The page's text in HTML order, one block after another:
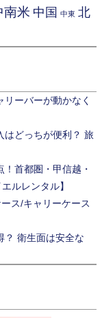
南米 中国 中東 北
ーバーが動かなく
はどっちが便利？ 旅
首都圏・甲信越・
ルレンタル】
ス/キャリーケース
？ 衛生面は安全な